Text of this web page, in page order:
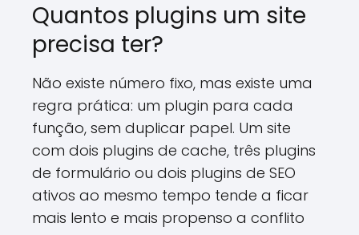
Quantos plugins um site
precisa ter?
Não existe número fixo, mas existe uma
regra prática: um plugin para cada
função, sem duplicar papel. Um site
com dois plugins de cache, três plugins
de formulário ou dois plugins de SEO
ativos ao mesmo tempo tende a ficar
mais lento e mais propenso a conflito